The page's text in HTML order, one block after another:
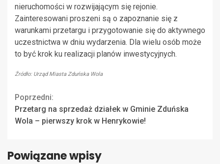
nieruchomości w rozwijającym się rejonie.
Zainteresowani proszeni są o zapoznanie się z
warunkami przetargu i przygotowanie się do aktywnego
uczestnictwa w dniu wydarzenia. Dla wielu osób może
to być krok ku realizacji planów inwestycyjnych.
Źródło: Urząd Miasta Zduńska Wola
Continue
Reading
Poprzedni:
Przetarg na sprzedaż działek w Gminie Zduńska
Wola – pierwszy krok w Henrykowie!
Powiązane wpisy